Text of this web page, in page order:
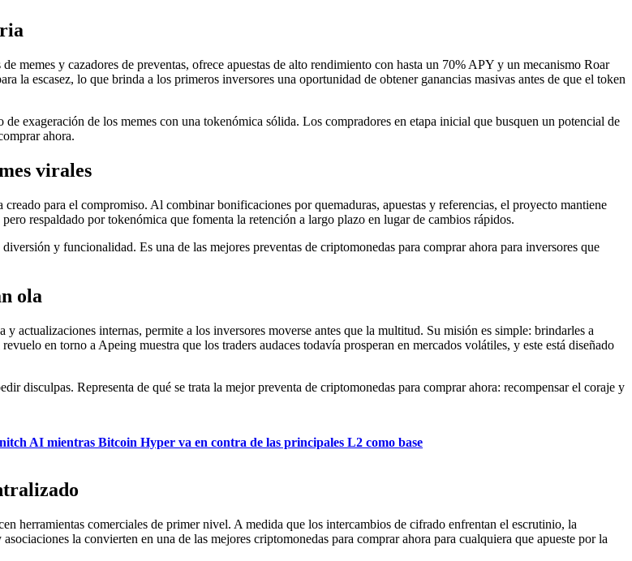
memes y cazadores de preventas, ofrece apuestas de alto rendimiento con hasta un 70% APY y un mecanismo Roar
la escasez, lo que brinda a los primeros inversores una oportunidad de obtener ganancias masivas antes de que el token
exageración de los memes con una tokenómica sólida. Los compradores en etapa inicial que busquen un potencial de
ahora.
virales
para el compromiso. Al combinar bonificaciones por quemaduras, apuestas y referencias, el proyecto mantiene
respaldado por tokenómica que fomenta la retención a largo plazo en lugar de cambios rápidos.
y funcionalidad. Es una de las mejores preventas de criptomonedas para comprar ahora para inversores que
ola
actualizaciones internas, permite a los inversores moverse antes que la multitud. Su misión es simple: brindarles a
en torno a Apeing muestra que los traders audaces todavía prosperan en mercados volátiles, y este está diseñado
disculpas. Representa de qué se trata la mejor preventa de criptomonedas para comprar ahora: recompensar el coraje y
AI mientras Bitcoin Hyper va en contra de las principales L2 como base
herramientas comerciales de primer nivel. A medida que los intercambios de cifrado enfrentan el escrutinio, la
la convierten en una de las mejores criptomonedas para comprar ahora para cualquiera que apueste por la